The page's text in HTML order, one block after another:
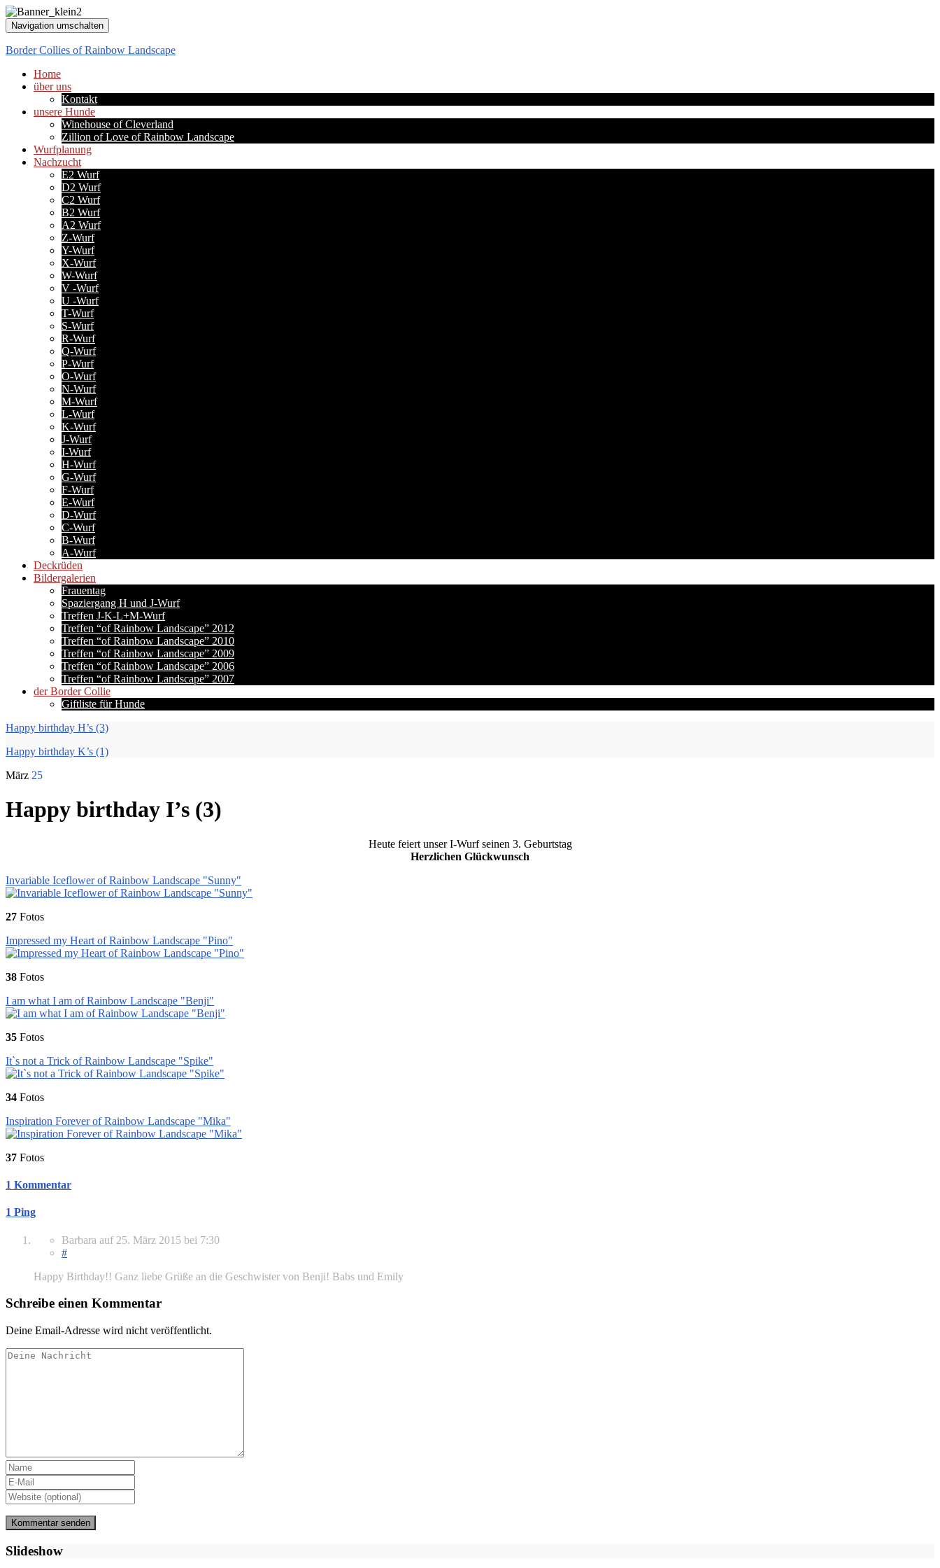
Navigation umschalten
Border Collies of Rainbow Landscape
Home
über uns
Kontakt
unsere Hunde
Winehouse of Cleverland
Zillion of Love of Rainbow Landscape
Wurfplanung
Nachzucht
E2 Wurf
D2 Wurf
C2 Wurf
B2 Wurf
A2 Wurf
Z-Wurf
Y-Wurf
X-Wurf
W-Wurf
V -Wurf
U -Wurf
T-Wurf
S-Wurf
R-Wurf
Q-Wurf
P-Wurf
O-Wurf
N-Wurf
M-Wurf
L-Wurf
K-Wurf
J-Wurf
I-Wurf
H-Wurf
G-Wurf
F-Wurf
E-Wurf
D-Wurf
C-Wurf
B-Wurf
A-Wurf
Deckrüden
Bildergalerien
Frauentag
Spaziergang H und J-Wurf
Treffen J-K-L+M-Wurf
Treffen “of Rainbow Landscape” 2012
Treffen “of Rainbow Landscape” 2010
Treffen “of Rainbow Landscape” 2009
Treffen “of Rainbow Landscape” 2006
Treffen “of Rainbow Landscape” 2007
der Border Collie
Giftliste für Hunde
Happy birthday H’s (3)
Happy birthday K’s (1)
März 25
Happy birthday I’s (3)
Heute feiert unser I-Wurf seinen 3. Geburtstag
Herzlichen Glückwunsch
Invariable Iceflower of Rainbow Landscape "Sunny"
27 Fotos
Impressed my Heart of Rainbow Landscape "Pino"
38 Fotos
I am what I am of Rainbow Landscape "Benji"
35 Fotos
It`s not a Trick of Rainbow Landscape "Spike"
34 Fotos
Inspiration Forever of Rainbow Landscape "Mika"
37 Fotos
1 Kommentar
1 Ping
Barbara auf 25. März 2015 bei 7:30
#
Happy Birthday!! Ganz liebe Grüße an die Geschwister von Benji! Babs und Emily
Schreibe einen Kommentar
Deine Email-Adresse wird nicht veröffentlicht.
Slideshow